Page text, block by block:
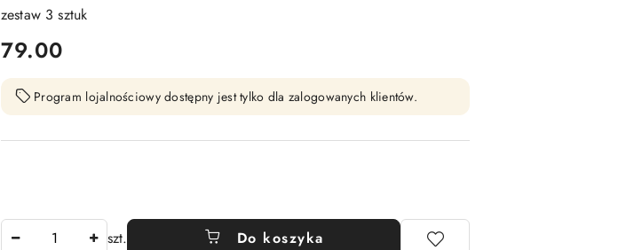
zestaw 3 sztuk
cena:
79.00
Program lojalnościowy dostępny jest tylko dla zalogowanych klientów.
szt. Do koszyka